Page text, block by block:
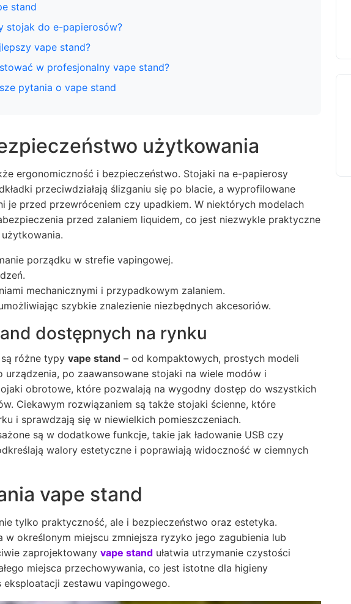
stand
stojak do e-papierosów?
vape stand?
w profesjonalny vape stand?
pytania o vape stand
użytkowania
ergonomiczność i bezpieczeństwo. Stojaki na e-papierosy
przeciwdziałają ślizganiu się po blacie, a wyprofilowane
je przed przewróceniem czy upadkiem. W niektórych modelach
przed zalaniem liquidem, co jest niezwykle praktyczne
porządku w strefie vapingowej.
mechanicznymi i przypadkowym zalaniem.
szybkie znalezienie niezbędnych akcesoriów.
dostępnych na rynku
różne typy vape stand – od kompaktowych, prostych modeli
urządzenia, po zaawansowane stojaki na wiele modów i
obrotowe, które pozwalają na wygodny dostęp do wszystkich
Ciekawym rozwiązaniem są także stojaki ścienne, które
i sprawdzają się w niewielkich pomieszczeniach.
są w dodatkowe funkcje, takie jak ładowanie USB czy
walory estetyczne i poprawiają widoczność w ciemnych
vape stand
tylko praktyczność, ale i bezpieczeństwo oraz estetyka.
w określonym miejscu zmniejsza ryzyko jego zagubienia lub
zaprojektowany vape stand ułatwia utrzymanie czystości
miejsca przechowywania, co jest istotne dla higieny
eksploatacji zestawu vapingowego.